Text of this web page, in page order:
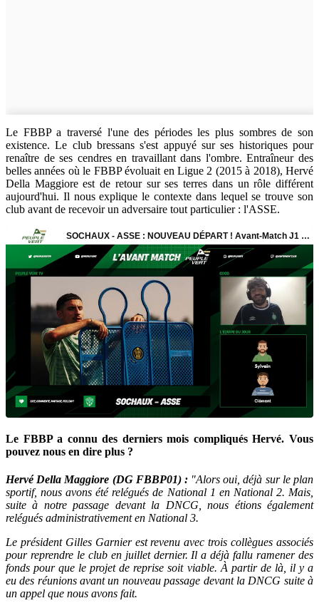
Le FBBP a traversé l'une des périodes les plus sombres de son
existence. Le club bressans s'est appuyé sur ses historiques pour
renaître de ses cendres en travaillant dans l'ombre. Entraîneur des
belles années où le FBBP évoluait en Ligue 2 (2015 à 2018), Hervé
Della Maggiore est de retour sur ses terres dans un rôle différent
aujourd'hui. Il nous explique le contexte dans lequel se trouve son
club avant de recevoir un adversaire tout particulier : l'ASSE.
Le FBBP a connu des derniers mois compliqués Hervé. Vous
pouvez nous en dire plus ?
Hervé Della Maggiore (DG FBBP01) :"Alors oui, déjà sur le plan
sportif, nous avons été relégués de National 1 en National 2. Mais,
suite à notre passage devant la DNCG, nous étions également
relégués administrativement en National 3.
Le président Gilles Garnier est revenu avec trois collègues associés
pour reprendre le club en juillet dernier. Il a déjà fallu ramener des
fonds pour que le projet de reprise soit viable. À partir de là, il y a
eu des réunions avant un nouveau passage devant la DNCG suite à
un appel que nous avons fait.